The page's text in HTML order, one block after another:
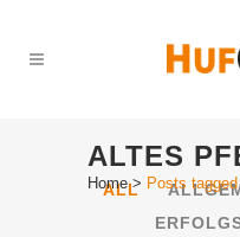
ALTES
Home> Posts
ALL